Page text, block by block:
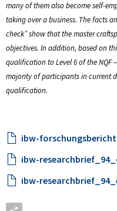
many of them also become self-
taking over a business. The facts
check” show that the master
objectives. In addition, based on
qualification to Level 6 of the NQF
majority of participants in current
qualification.
ibw-
ibw-
ibw-